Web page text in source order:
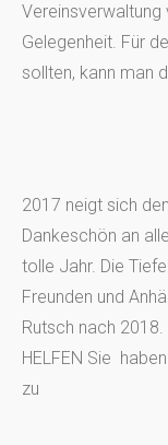
Gelegenheit. Für
sollten, kann man
2017 neigt sich
Dankeschön an
tolle Jahr. Die
Freunden und
Rutsch nach 2018.
HELFEN Sie
zu